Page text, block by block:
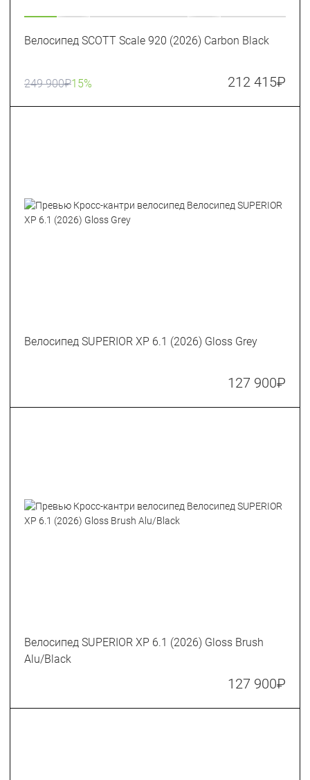
Велосипед SCOTT Scale 920 (2026) Carbon Black
249 900₽15% 212 415₽
Велосипед SUPERIOR XP 6.1 (2026) Gloss Grey
127 900₽
Велосипед SUPERIOR XP 6.1 (2026) Gloss Brush
Alu/Black
127 900₽